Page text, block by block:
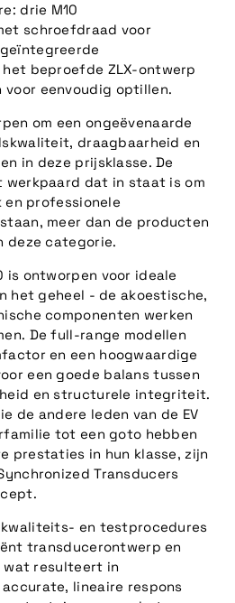
drie M10
schroefdraad voor
beproefde ZLX-ontwerp
eenvoudig optillen.
om een ongeëvenaarde
draagbaarheid en
in deze prijsklasse. De
werkpaard dat in staat is om
professionele
meer dan de producten
deze categorie.
is ontworpen voor ideale
het geheel - de akoestische,
componenten werken
De full-range modellen
en een hoogwaardige
een goede balans tussen
en structurele integriteit.
de andere leden van de EV
tot een goto hebben
prestaties in hun klasse, zijn
Transducers
kwaliteits- en testprocedures
transducerontwerp en
resulteert in
lineaire respons